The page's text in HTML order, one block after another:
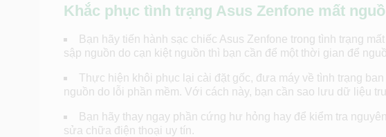
Khắc phục tình trạng Asus Zenfone mất
Bạn hãy tiến hành sạc chiếc Asus Zenfone trong tình trạng
sập nguồn do cạn kiệt nguồn thì bạn cần để một thời gian để
Thực hiện khôi phục lại cài đặt gốc, đưa máy về tình trạng
nguồn do lỗi phần mềm. Với cách này, bạn cần sao lưu dữ liệu
Bạn hãy thay ngay phần cứng hư hỏng hay để kiểm tra
sửa chữa điện thoại uy tín.